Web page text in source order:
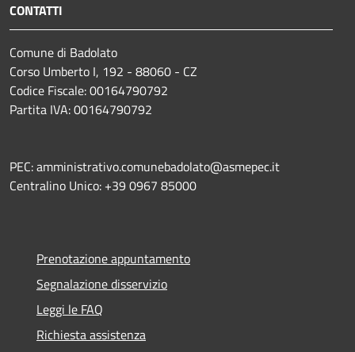
CONTATTI
Comune di Badolato
Corso Umberto I, 192 - 88060 - CZ
Codice Fiscale: 00164790792
Partita IVA: 00164790792
PEC: amministrativo.comunebadolato@asmepec.it
Centralino Unico: +39 0967 85000
Prenotazione appuntamento
Segnalazione disservizio
Leggi le FAQ
Richiesta assistenza